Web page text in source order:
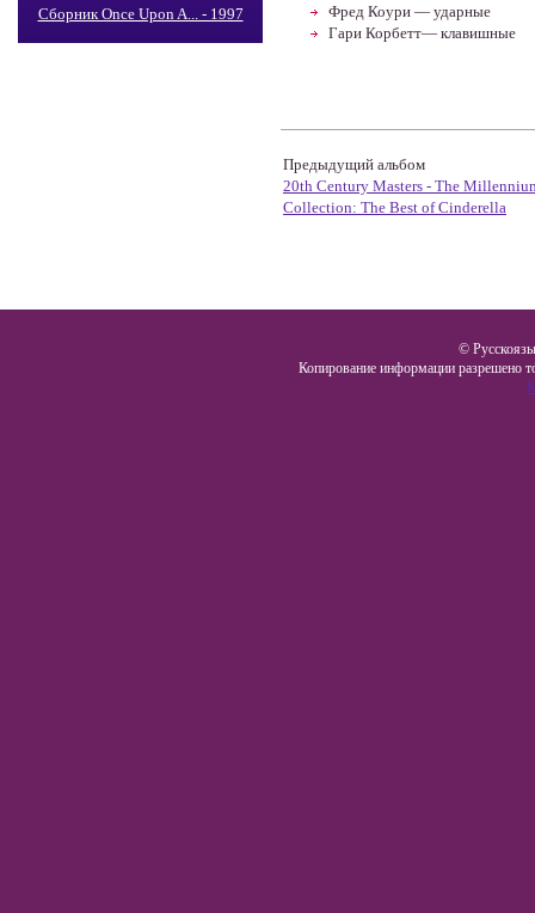
Сборник Once Upon A... - 1997
Фред Коури — ударные
Гари Корбетт— клавишные
Предыдущий альбом
20th Century Masters - The
Collection: The Best of Cinderella
©
Копирование информации разрешено